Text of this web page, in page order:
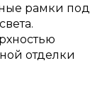
рамки под
отделки